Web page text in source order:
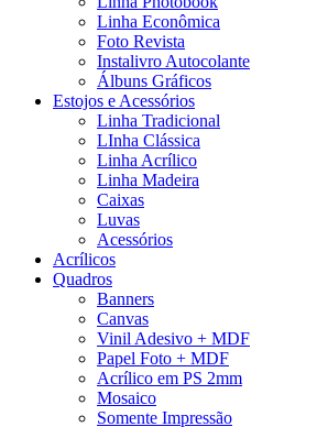
Linha Econômica
Foto Revista
Instalivro Autocolante
Álbuns Gráficos
Estojos e Acessórios
Linha Tradicional
LInha Clássica
Linha Acrílico
Linha Madeira
Caixas
Luvas
Acessórios
Acrílicos
Quadros
Banners
Canvas
Vinil Adesivo + MDF
Papel Foto + MDF
Acrílico em PS 2mm
Mosaico
Somente Impressão